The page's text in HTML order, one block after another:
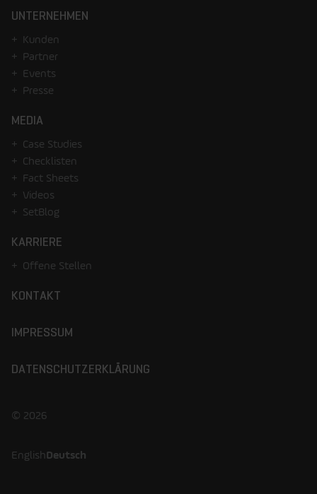
UNTERNEHMEN
Kunden
Partner
Events
Presse
MEDIA
Case Studies
Checklisten
Fact Sheets
Videos
SetBlog
KARRIERE
Offene Stellen
KONTAKT
IMPRESSUM
DATENSCHUTZERKLÄRUNG
© 2026
EnglishDeutsch